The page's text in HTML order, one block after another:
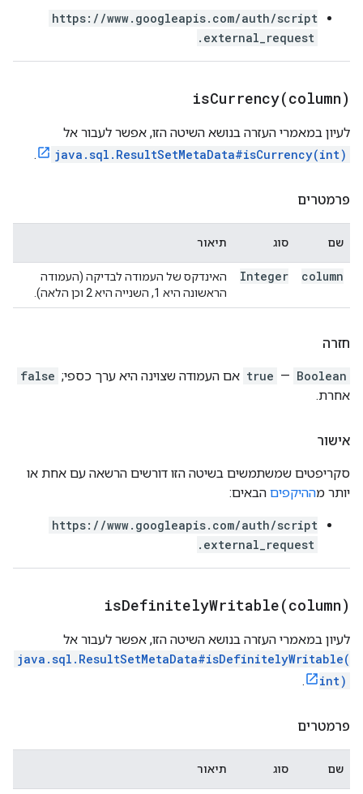
https://www.googleapis.com/auth/script
.external_request
isCurrency(column)
לעיון במאמרי העזרה בנושא השיטה הזו, אפשר לעבור אל
java.sql.ResultSetMetaData#isCurrency(int)
.
פרמטרים
שם סוג תיאור
column
Integer
האינדקס של העמודה לבדיקה (העמודה
הראשונה היא 1, השנייה היא 2 וכן הלאה).
חזרה
Boolean
—
true אם העמודה שצוינה היא ערך כספי; false
אחרת.
אישור
סקריפטים שמשתמשים בשיטה הזו דורשים הרשאה עם אחת או
יותר מההיקפים הבאים:
https://www.googleapis.com/auth/script
.external_request
isDefinitelyWritable(column)
לעיון במאמרי העזרה בנושא השיטה הזו, אפשר לעבור אל
java.sql.ResultSetMetaData#isDefinitelyWritable(
int)
.
פרמטרים
שם סוג תיאור